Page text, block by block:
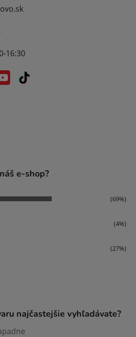
16:30
e-shop?
(69%)
(4%)
(27%)
najčastejšie vyhľadávate?